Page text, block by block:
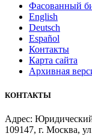
Фасованный
English
Deutsch
Español
Контакты
Карта сайта
Архивная
КОНТАКТЫ
Адрес:
109147, г. Москва,